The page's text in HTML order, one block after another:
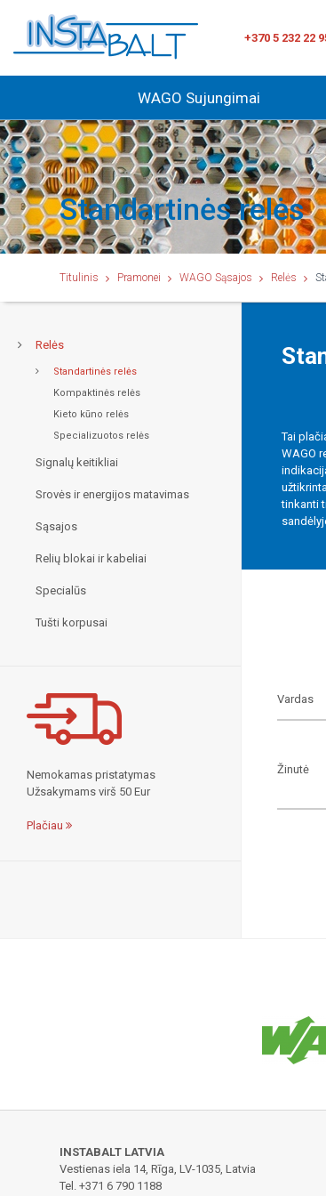
+370 5 232 22
WAGO Sujungimai
Standartinės relės
Titulinis Pramonei WAGO Sąsajos Relės
Relės
Standartinės relės
Kompaktinės relės
Kieto kūno relės
Specializuotos relės
Signalų keitikliai
Srovės ir energijos matavimas
Sąsajos
Relių blokai ir kabeliai
Specialūs
Tušti korpusai
Nemokamas pristatymas
Užsakymams virš 50 Eur
Plačiau
Tai
WAGO
tinkanti
INSTABALT LATVIA
Vestienas iela 14, Rīga, LV-1035, Latvia
Tel. +371 6 790 1188